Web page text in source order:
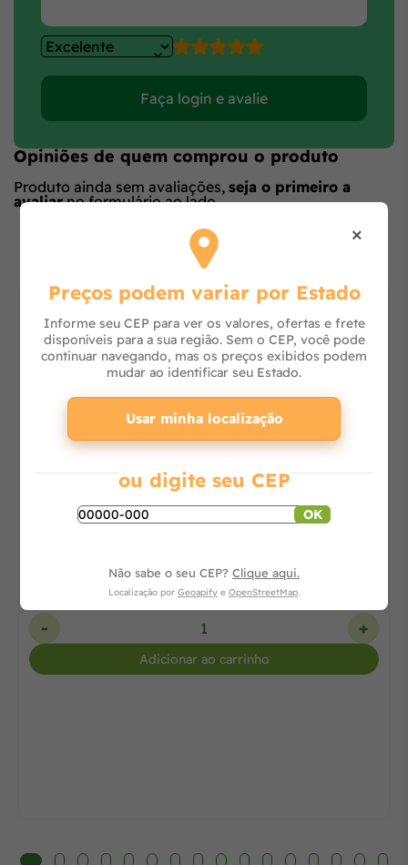
Faça login e avalie
Opiniões de quem comprou o produto
Produto ainda sem avaliações, seja o primeiro a
avaliarno formulário ao lado.
O que os outros estão vendo
Lavadora de Alta Pressão J6000 M16 Clean
Consulte
- +
Adicionar ao carrinho
×
Preços podem variar por Estado
Informe seu CEP para ver os valores, ofertas e frete
disponíveis para a sua região. Sem o CEP, você pode
continuar navegando, mas os preços exibidos podem
mudar ao identificar seu Estado.
Usar minha localização
ou digite seu CEP
OK
Não sabe o seu CEP? Clique aqui.
Localização por Geoapify e OpenStreetMap